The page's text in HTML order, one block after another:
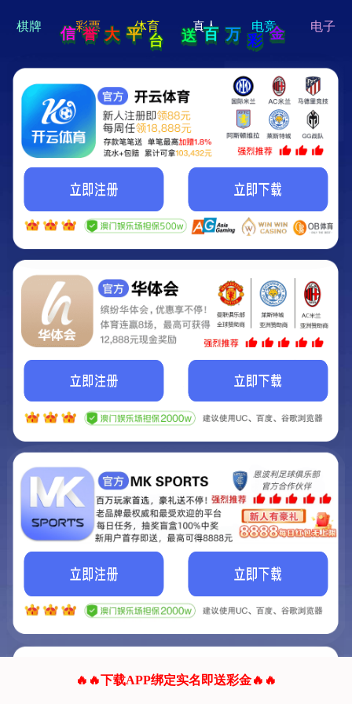
hi 💗
Hey Guys!
我们即将上线啦...
我们的网站正在建设.
它将是非常棒的网站.
联系我们!